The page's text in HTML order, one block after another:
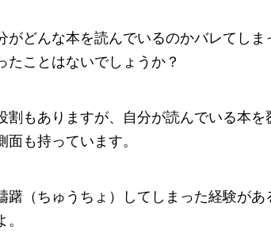
どんな本を読んでいるのかバレてしま
ことはないでしょうか？
割もありますが、自分が読んでいる本を
面も持っています。
（ちゅうちょ）してしまった経験があ